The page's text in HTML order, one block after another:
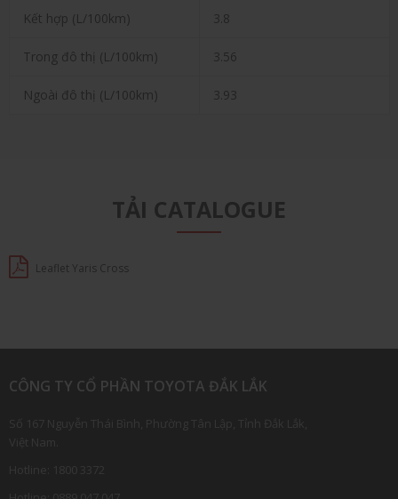
Kết hợp (L/100km) 3.8
Trong đô thị (L/100km) 3.56
Ngoài đô thị (L/100km) 3.93
TẢI CATALOGUE
Leaflet Yaris Cross
CÔNG TY CỔ PHẦN TOYOTA ĐẮK LẮK